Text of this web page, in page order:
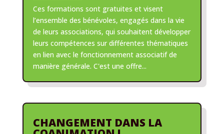
Ces formations sont gratuites et visent
l’ensemble des bénévoles, engagés dans la vie
de leurs associations, qui souhaitent développer
leurs compétences sur différentes thématiques
en lien avec le fonctionnement associatif de
manière générale. C'est une offre...
CHANGEMENT DANS LA